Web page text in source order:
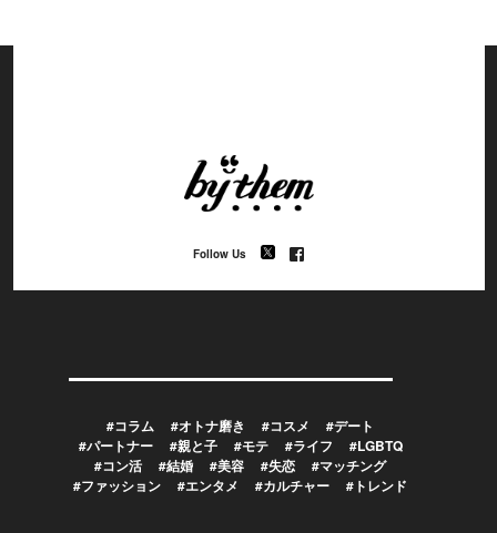
Follow Us
#コラム #オトナ磨き #コスメ
#デート
#パートナー
#親と子 #モテ #ライフ
#LGBTQ
#コン活
#結婚 #美容 #失恋
#マッチング
#ファッション
#エンタメ #カルチャー #トレンド